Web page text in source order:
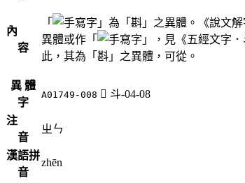
內
容
「 」為「斟」之異體。《說文
異體或作「
」，見《五經文字
此，其為「斟」之異體，可從。
異 體
字
A01749-008 󲡇 斗-04-08
注
音
ㄓㄣ
漢語拼
音
zhēn